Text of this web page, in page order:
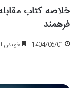
خلاصه کتاب
فرهمند
1404/06/01 خواندن این